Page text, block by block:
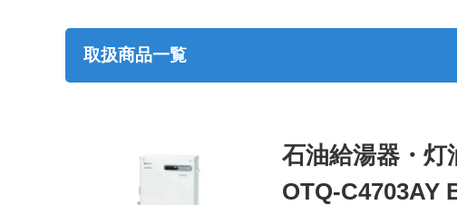
取扱商品一覧
石油給湯器・灯
OTQ-C4703AY